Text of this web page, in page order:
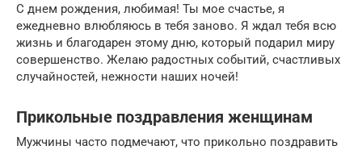
С днем рождения, любимая! Ты мое счастье, я
ежедневно влюбляюсь в тебя заново. Я ждал тебя всю
жизнь и благодарен этому дню, который подарил миру
совершенство. Желаю радостных событий, счастливых
случайностей, нежности наших ночей!
Прикольные поздравления женщинам
Мужчины часто подмечают, что прикольно поздравить